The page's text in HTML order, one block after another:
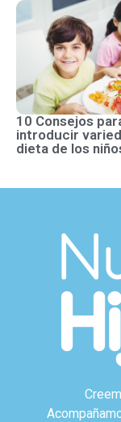
10 Consejos
introducir
dieta de los